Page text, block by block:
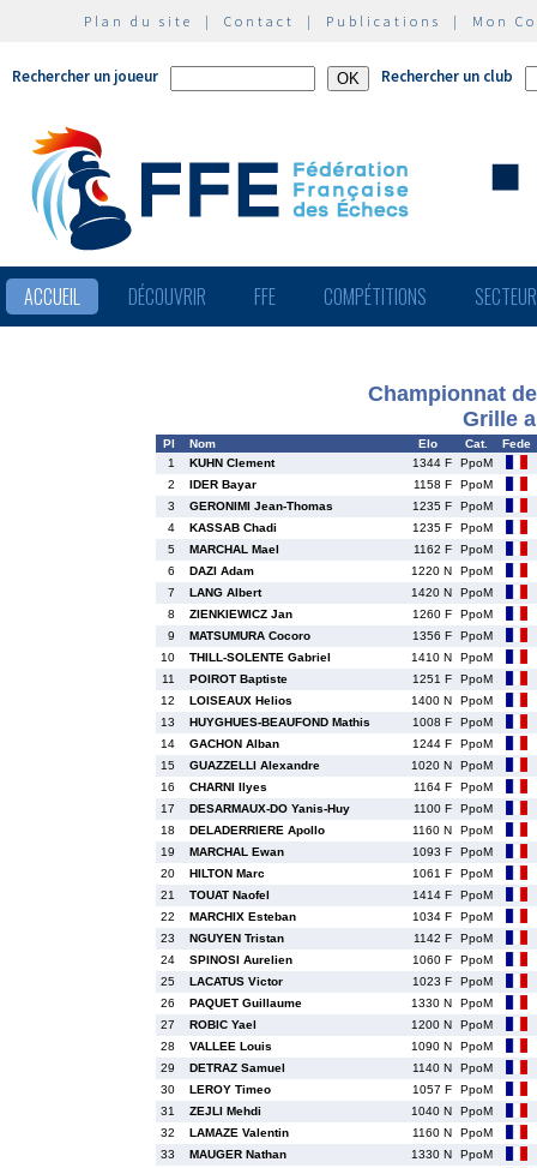
Plan du site | Contact | Publications | Mon
Rechercher un joueur Rechercher un club
ACCUEIL DÉCOUVRIR FFE COMPÉTITIONS
Championnat
Grille
Pl Nom Elo Cat.
Fede
1
KUHN Clement 1344 F
PpoM
2
IDER Bayar 1158 F
PpoM
3
GERONIMI Jean-Thomas 1235 F
PpoM
4
KASSAB Chadi 1235 F
PpoM
5
MARCHAL Mael 1162 F
PpoM
6
DAZI Adam 1220 N
PpoM
7
LANG Albert 1420 N
PpoM
8
ZIENKIEWICZ Jan 1260 F
PpoM
9
MATSUMURA Cocoro 1356 F
PpoM
10
THILL-SOLENTE Gabriel 1410 N
PpoM
11
POIROT Baptiste 1251 F
PpoM
12
LOISEAUX Helios 1400 N
PpoM
13
HUYGHUES-BEAUFOND Mathis 1008 F
PpoM
14
GACHON Alban 1244 F
PpoM
15
GUAZZELLI Alexandre 1020 N
PpoM
16
CHARNI Ilyes 1164 F
PpoM
17
DESARMAUX-DO Yanis-Huy 1100 F
PpoM
18
DELADERRIERE Apollo 1160 N
PpoM
19
MARCHAL Ewan 1093 F
PpoM
20
HILTON Marc 1061 F
PpoM
21
TOUAT Naofel 1414 F
PpoM
22
MARCHIX Esteban 1034 F
PpoM
23
NGUYEN Tristan 1142 F
PpoM
24
SPINOSI Aurelien 1060 F
PpoM
25
LACATUS Victor 1023 F
PpoM
26
PAQUET Guillaume 1330 N
PpoM
27
ROBIC Yael 1200 N
PpoM
28
VALLEE Louis 1090 N
PpoM
29
DETRAZ Samuel 1140 N
PpoM
30
LEROY Timeo 1057 F
PpoM
31
ZEJLI Mehdi 1040 N
PpoM
32
LAMAZE Valentin 1160 N
PpoM
33
MAUGER Nathan 1330 N
PpoM